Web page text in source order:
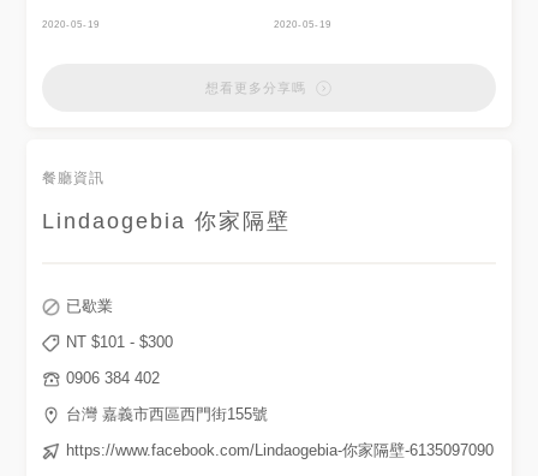
是被浮誇的刨冰🍧吸引而來 店
泰奶口味🤤淋上泰奶醬跟QQ的
～整個都有戀愛的感覺了 裡面
養麥片、可可脆片 這款滿滿的
黃豆粉/芝麻粉/海苔醬油這三個
口味 但我喜歡煉乳口味！店家
也幫我換❤️ 這烤麻糬外皮烤的
有ㄔ一ㄚ、ㄔㄧㄚ、的口感，內
餡是很軟Q的,烤的很好 🌍：嘉
行5分鐘可到） 💈：12:00-
每人低消一份商品 . . . . . . . . . .
2020-05-19
霜 再淋上泰奶醬和Q軟波霸 香
😘喜歡踩點咖啡廳、打卡店等潮
2020-05-19
想看更多分享嗎
餐廳資訊
Lindaogebia 你家隔壁
已歇業
NT $101 - $300
0906 384 402
台灣 嘉義市西區西門街155號
https://www.facebook.com/Lindaogebia-你家隔壁-6135097090